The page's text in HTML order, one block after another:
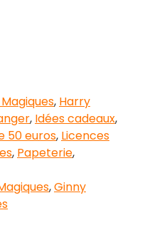
, Harry
, Idées cadeaux,
50 euros, Licences
, Papeterie,
,Ginny